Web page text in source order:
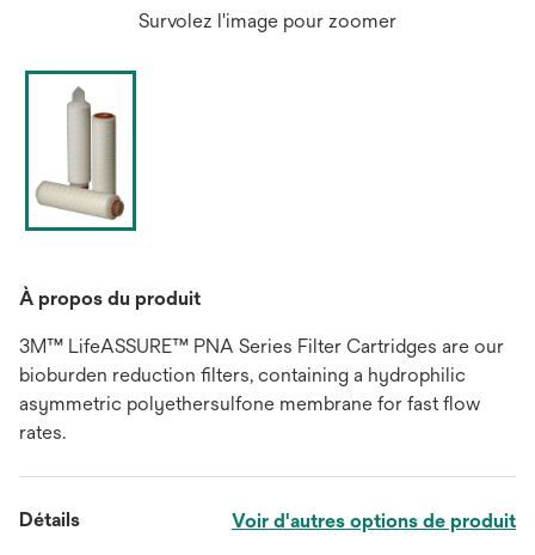
Survolez l'image pour zoomer
À propos du produit
3M™ LifeASSURE™ PNA Series Filter Cartridges are our
bioburden reduction filters, containing a hydrophilic
asymmetric polyethersulfone membrane for fast flow
rates.
Détails Voir d'autres options de produit